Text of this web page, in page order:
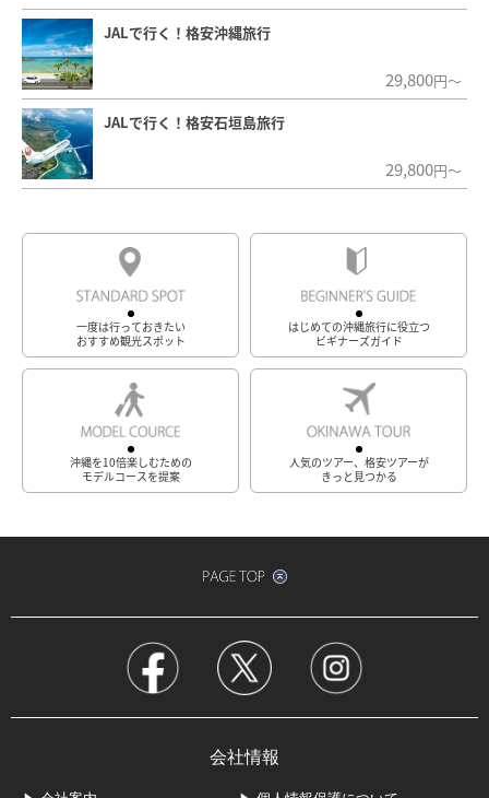
JALで行く！格安沖縄旅行
29,800円～
JALで行く！格安石垣島旅行
29,800円～
一度は行っておきたい
おすすめ観光スポット
はじめての沖縄旅行に役立つ
ビギナーズガイド
沖縄を10倍楽しむための
モデルコースを提案
人気のツアー、格安ツアーが
きっと見つかる
会社情報